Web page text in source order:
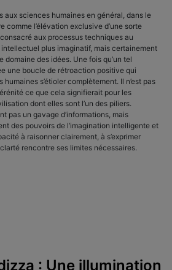
aux sciences humaines en général, dans le
comme l’élévation exclusive d’une sorte
aux processus techniques au
plus imaginatif, mais certainement
domaine des idées. Une fois qu’un tel
une boucle de rétroaction positive qui
s’étioler complètement. Il n’est pas
ce que cela signifierait pour les
dont elles sont l’un des piliers.
pas un gavage d’informations, mais
des pouvoirs de l’imagination intelligente et
à raisonner clairement, à s’exprimer
rencontre ses limites nécessaires.
: Une illumination